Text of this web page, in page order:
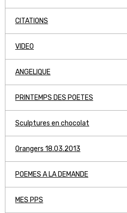
CITATIONS
VIDEO
ANGELIQUE
PRINTEMPS DES POETES
Sculptures en chocolat
Orangers 18.03.2013
POEMES A LA DEMANDE
MES PPS